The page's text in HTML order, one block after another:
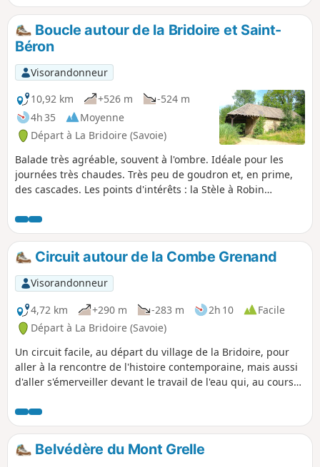
Boucle autour de la Bridoire et Saint-
Béron
Visorandonneur
10,92 km
+526 m
-524 m
4h 35
Moyenne
Départ à La Bridoire (Savoie)
Balade très agréable, souvent à l'ombre. Idéale pour les
journées très chaudes. Très peu de goudron et, en prime,
des cascades. Les points d'intérêts : la Stèle à Robin
passerelle, la cascade, etc.
Circuit autour de la Combe Grenand
Visorandonneur
4,72 km
+290 m -283 m 2h 10
Facile
Départ à La Bridoire (Savoie)
Un circuit facile, au départ du village de la Bridoire, pour
aller à la rencontre de l'histoire contemporaine, mais aussi
d'aller s'émerveiller devant le travail de l'eau qui, au cours
qui est, maintenant, la Combe Grenand.Différents
panneaux de lecture, au long du parcours, dont une série
sous la forme d'un jeu pour les enfants.
Belvédère du Mont Grelle